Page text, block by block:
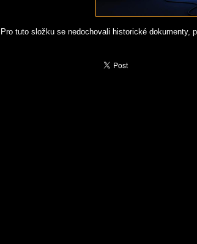
Pro tuto složku se nedochovali historické dokumenty,